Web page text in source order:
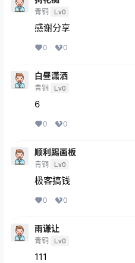
青铜 Lv0
感谢分享
0 0
白昼潇洒
青铜 Lv0
6
0 0
顺利踢画板
青铜 Lv0
极客搞钱
0 0
雨谦让
青铜 Lv0
111